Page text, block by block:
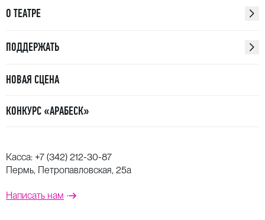
О ТЕАТРЕ
ПОДДЕРЖАТЬ
НОВАЯ СЦЕНА
КОНКУРС «АРАБЕСК»
Касса: +7 (342) 212-30-87
Пермь, Петропавловская, 25а
Написать нам